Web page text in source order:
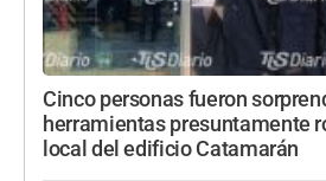
Cinco personas fueron
herramientas presuntamente
local del edificio Catamarán